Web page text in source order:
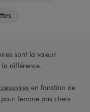
sont la valeur
différence.
en fonction de
femme pas chers